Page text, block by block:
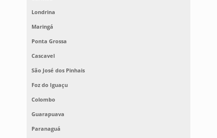
Londrina
Maringá
Ponta Grossa
Cascavel
São José dos Pinhais
Foz do Iguaçu
Colombo
Guarapuava
Paranaguá